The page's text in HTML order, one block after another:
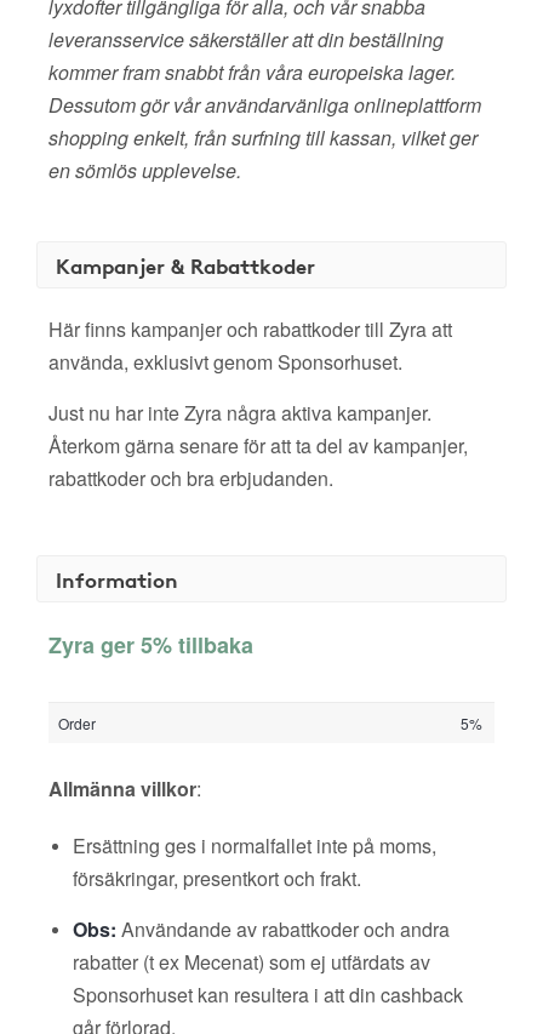
lyxdofter tillgängliga för alla, och vår snabba
leveransservice säkerställer att din beställning
kommer fram snabbt från våra europeiska lager.
Dessutom gör vår användarvänliga onlineplattform
shopping enkelt, från surfning till kassan, vilket ger
en sömlös upplevelse.
Kampanjer & Rabattkoder
Här finns kampanjer och rabattkoder till Zyra att
använda, exklusivt genom Sponsorhuset.
Just nu har inte Zyra några aktiva kampanjer.
Återkom gärna senare för att ta del av kampanjer,
rabattkoder och bra erbjudanden.
Information
Zyra ger 5% tillbaka
Order 5%
Allmänna villkor:
Ersättning ges i normalfallet inte på moms,
försäkringar, presentkort och frakt.
Obs: Användande av rabattkoder och andra
rabatter (t ex Mecenat) som ej utfärdats av
Sponsorhuset kan resultera i att din cashback
går förlorad.